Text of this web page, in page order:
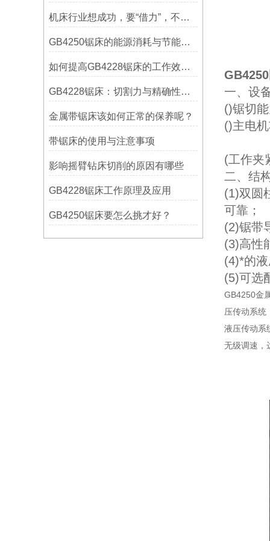
机床行业想成功，要“借力”，不要“尽力”！
GB4250锯床的能源消耗与节能措施
如何提高GB4228锯床的工作效率？
GB4228锯床：切割力与精确性的结合
金属带锯床该如何正常的保养呢？
带锯床的使用与注意事项
影响摇臂钻床切削的原因有哪些
GB4228锯床工作原理及应用
GB4250锯床要怎么挑才好？
一、设
()锯切
()主电
(工作
二、结
(1)双圆
可靠；
(2)锯带
(3)高性
(4)*的
(5)可选
GB4250金
压传动系统
液压传动系
无级调速，